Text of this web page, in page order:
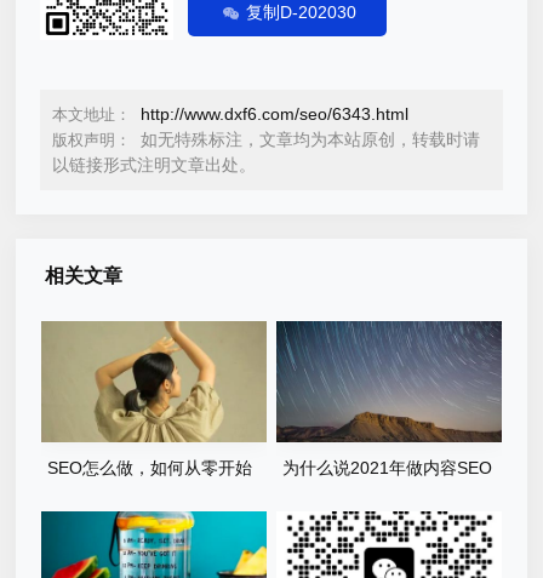
复制D-202030
本文地址： http://www.dxf6.com/seo/6343.html
版权声明：
如无特殊标注，文章均为本站原创，转载时请
以链接形式注明文章出处。
相关文章
SEO怎么做，如何从零开始
为什么说2021年做内容SEO